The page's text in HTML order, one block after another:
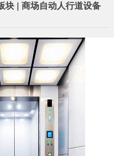
块 | 商场自动人行道设备